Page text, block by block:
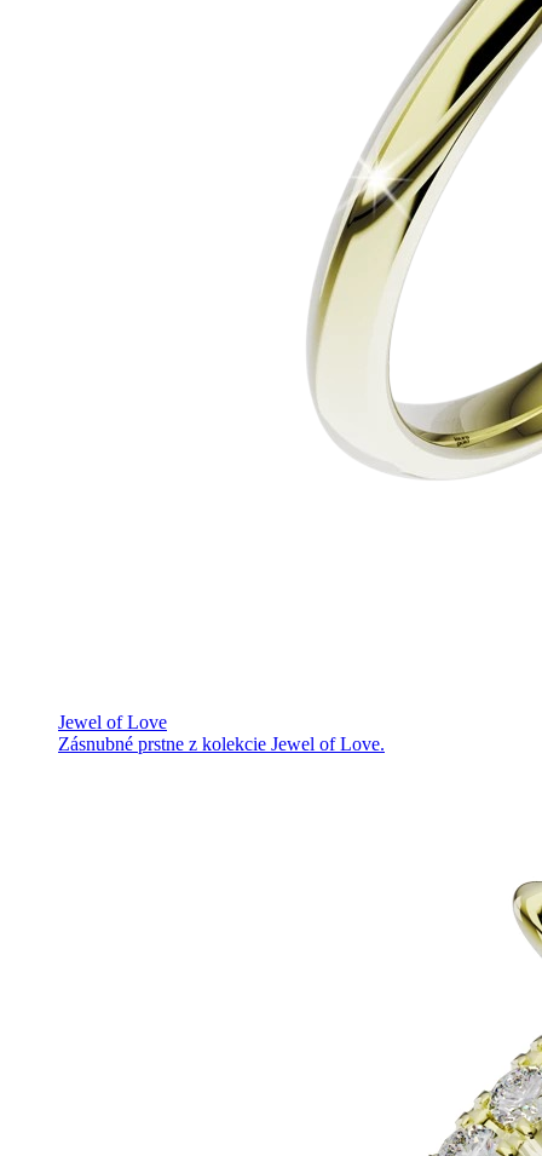
Jewel of Love
Zásnubné prstne z kolekcie Jewel of Love.